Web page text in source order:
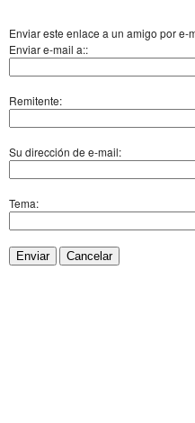
Enviar este enlace a un amigo por e-
Enviar e-mail a::
Remitente:
Su dirección de e-mail:
Tema:
Enviar Cancelar